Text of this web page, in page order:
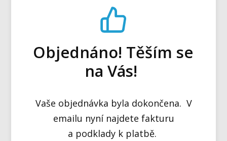
Objednáno! Těším se
na Vás!
Vaše objednávka byla dokončena. V
emailu nyní najdete fakturu
a podklady k platbě.